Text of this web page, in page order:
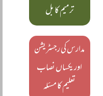
ترمیم کا بل
مدارس کی رجسٹریشن
اور یکساں نصاب
تعلیم کا مسئلہ